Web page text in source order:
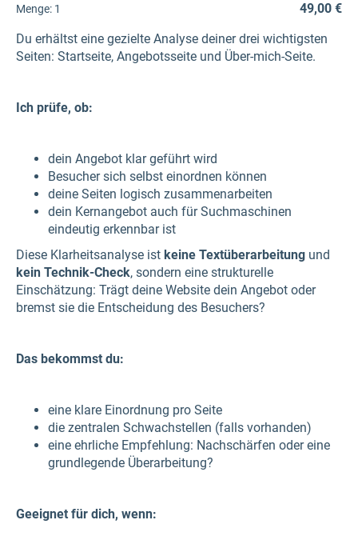
Menge: 1
49,00 €
Du erhältst eine gezielte Analyse deiner drei wichtigsten
Seiten: Startseite, Angebotsseite und Über-mich-Seite.
Ich prüfe, ob:
dein Angebot klar geführt wird
Besucher sich selbst einordnen können
deine Seiten logisch zusammenarbeiten
dein Kernangebot auch für Suchmaschinen
eindeutig erkennbar ist
Diese Klarheitsanalyse ist keine Textüberarbeitung und
kein Technik-Check, sondern eine strukturelle
Einschätzung: Trägt deine Website dein Angebot oder
bremst sie die Entscheidung des Besuchers?
Das bekommst du:
eine klare Einordnung pro Seite
die zentralen Schwachstellen (falls vorhanden)
eine ehrliche Empfehlung: Nachschärfen oder eine
grundlegende Überarbeitung?
Geeignet für dich, wenn: